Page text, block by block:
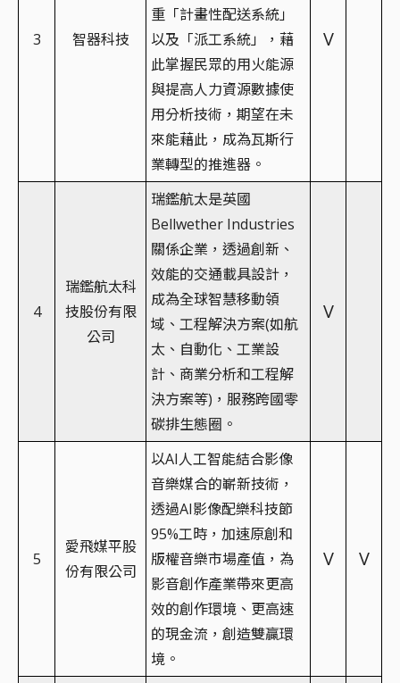
3 智器科技
重「計畫性配送系統」
以及「派工系統」，藉
此掌握民眾的用火能源
與提高人力資源數據使
用分析技術，期望在未
來能藉此，成為瓦斯行
業轉型的推進器。
V
4
瑞鑑航太科
技股份有限
公司
瑞鑑航太是英國
Bellwether Industries
關係企業，透過創新、
效能的交通載具設計，
成為全球智慧移動領
域、工程解決方案(如航
太、自動化、工業設
計、商業分析和工程解
決方案等)，服務跨國零
碳排生態圈。
V
5
愛飛媒平股
份有限公司
以AI人工智能結合影像
音樂媒合的嶄新技術，
透過AI影像配樂科技節
95%工時，加速原創和
版權音樂市場產值，為
影音創作產業帶來更高
效的創作環境、更高速
的現金流，創造雙贏環
境。
V V